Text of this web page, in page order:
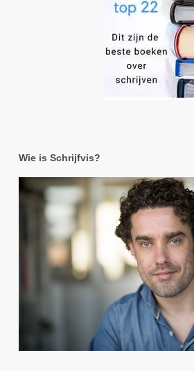
Wie is Schrijfvis?